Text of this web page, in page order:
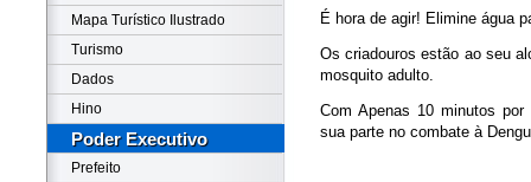
Mapa Turístico Ilustrado
Turismo
Dados
Hino
Poder Executivo
Prefeito
É hora de agir! Elimine água
Os criadouros estão ao seu
mosquito adulto.
Com Apenas 10 minutos
sua parte no combate à